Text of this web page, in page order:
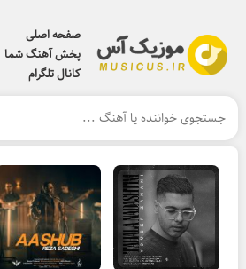
صفحه اصلی
پخش آهنگ شما
کانال تلگرام